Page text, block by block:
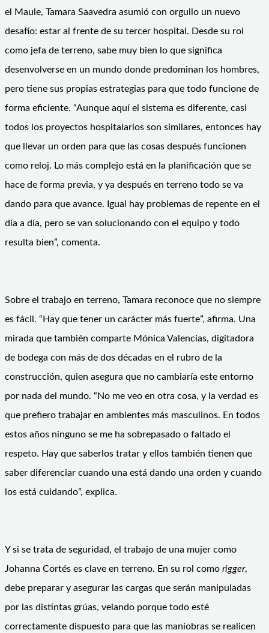
el Maule, Tamara Saavedra asumió con orgullo un nuevo
desafío: estar al frente de su tercer hospital. Desde su rol
como jefa de terreno, sabe muy bien lo que significa
desenvolverse en un mundo donde predominan los hombres,
pero tiene sus propias estrategias para que todo funcione de
forma eficiente. “Aunque aquí el sistema es diferente, casi
todos los proyectos hospitalarios son similares, entonces hay
que llevar un orden para que las cosas después funcionen
como reloj. Lo más complejo está en la planificación que se
hace de forma previa, y ya después en terreno todo se va
dando para que avance. Igual hay problemas de repente en el
día a día, pero se van solucionando con el equipo y todo
resulta bien”, comenta.
Sobre el trabajo en terreno, Tamara reconoce que no siempre
es fácil. “Hay que tener un carácter más fuerte”, afirma. Una
mirada que también comparte Mónica Valencias, digitadora
de bodega con más de dos décadas en el rubro de la
construcción, quien asegura que no cambiaría este entorno
por nada del mundo. “No me veo en otra cosa, y la verdad es
que prefiero trabajar en ambientes más masculinos. En todos
estos años ninguno se me ha sobrepasado o faltado el
respeto. Hay que saberlos tratar y ellos también tienen que
saber diferenciar cuando una está dando una orden y cuando
los está cuidando”, explica.
Y si se trata de seguridad, el trabajo de una mujer como
Johanna Cortés es clave en terreno. En su rol como rigger,
debe preparar y asegurar las cargas que serán manipuladas
por las distintas grúas, velando porque todo esté
correctamente dispuesto para que las maniobras se realicen